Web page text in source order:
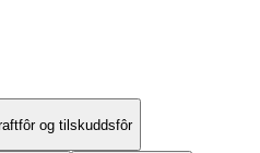
og tilskuddsfôr